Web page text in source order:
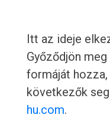
Itt az ideje
Győződjön
formáját
következők
hu.com.